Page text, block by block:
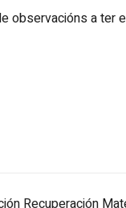
observacións a ter
Recuperación